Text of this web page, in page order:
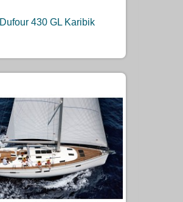
Dufour 430 GL Karibik